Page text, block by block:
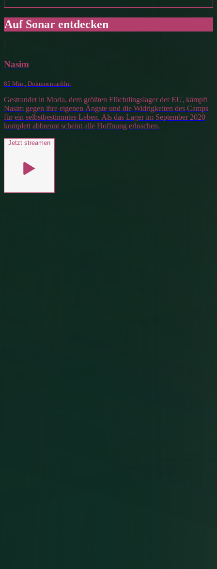
Auf Sonar entdecken
Nasim
85 Min., Dokumentarfilm
Gestrandet in Moria, dem größten Flüchtlingslager der EU, kämpft
Nasim gegen ihre eigenen Ängste und die Widrigkeiten des Camps
für ein selbstbestimmtes Leben. Als das Lager im September 2020
komplett abbrennt scheint alle Hoffnung erloschen.
Jetzt streamen